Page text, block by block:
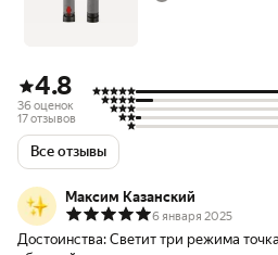
4.8
36 оценок
17 отзывов
Все отзывы
Максим Казанский
6 января 2025
Достоинства: Светит три режима точка,